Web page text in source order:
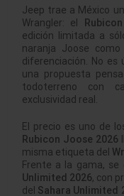
Jeep trae a México
Wrangler: el
edición limitada a
naranja Joose
diferenciación. No
una propuesta
todoterreno con
exclusividad real.
El precio es uno de
Rubicon Joose 2026
misma etiqueta del
Frente a la gama, se
Unlimited 2026, con
del Sahara Unlimited